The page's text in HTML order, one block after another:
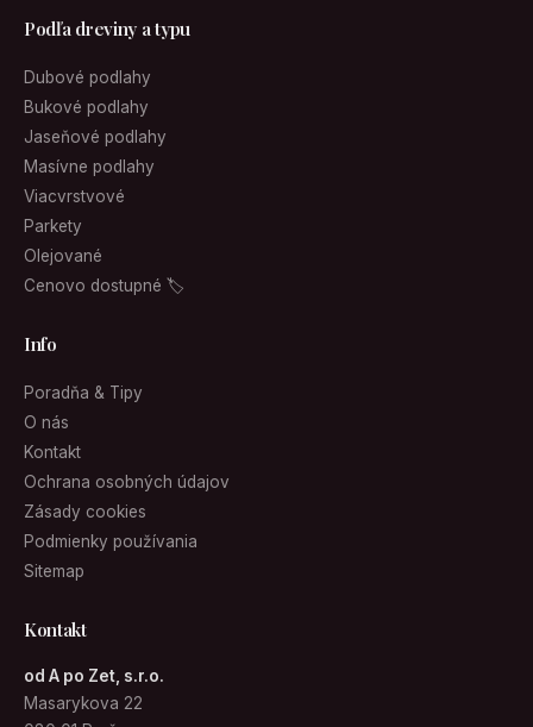
Podľa dreviny a typu
Dubové podlahy
Bukové podlahy
Jaseňové podlahy
Masívne podlahy
Viacvrstvové
Parkety
Olejované
Cenovo dostupné 🏷
Info
Poradňa & Tipy
O nás
Kontakt
Ochrana osobných údajov
Zásady cookies
Podmienky používania
Sitemap
Kontakt
od A po Zet, s.r.o.
Masarykova 22